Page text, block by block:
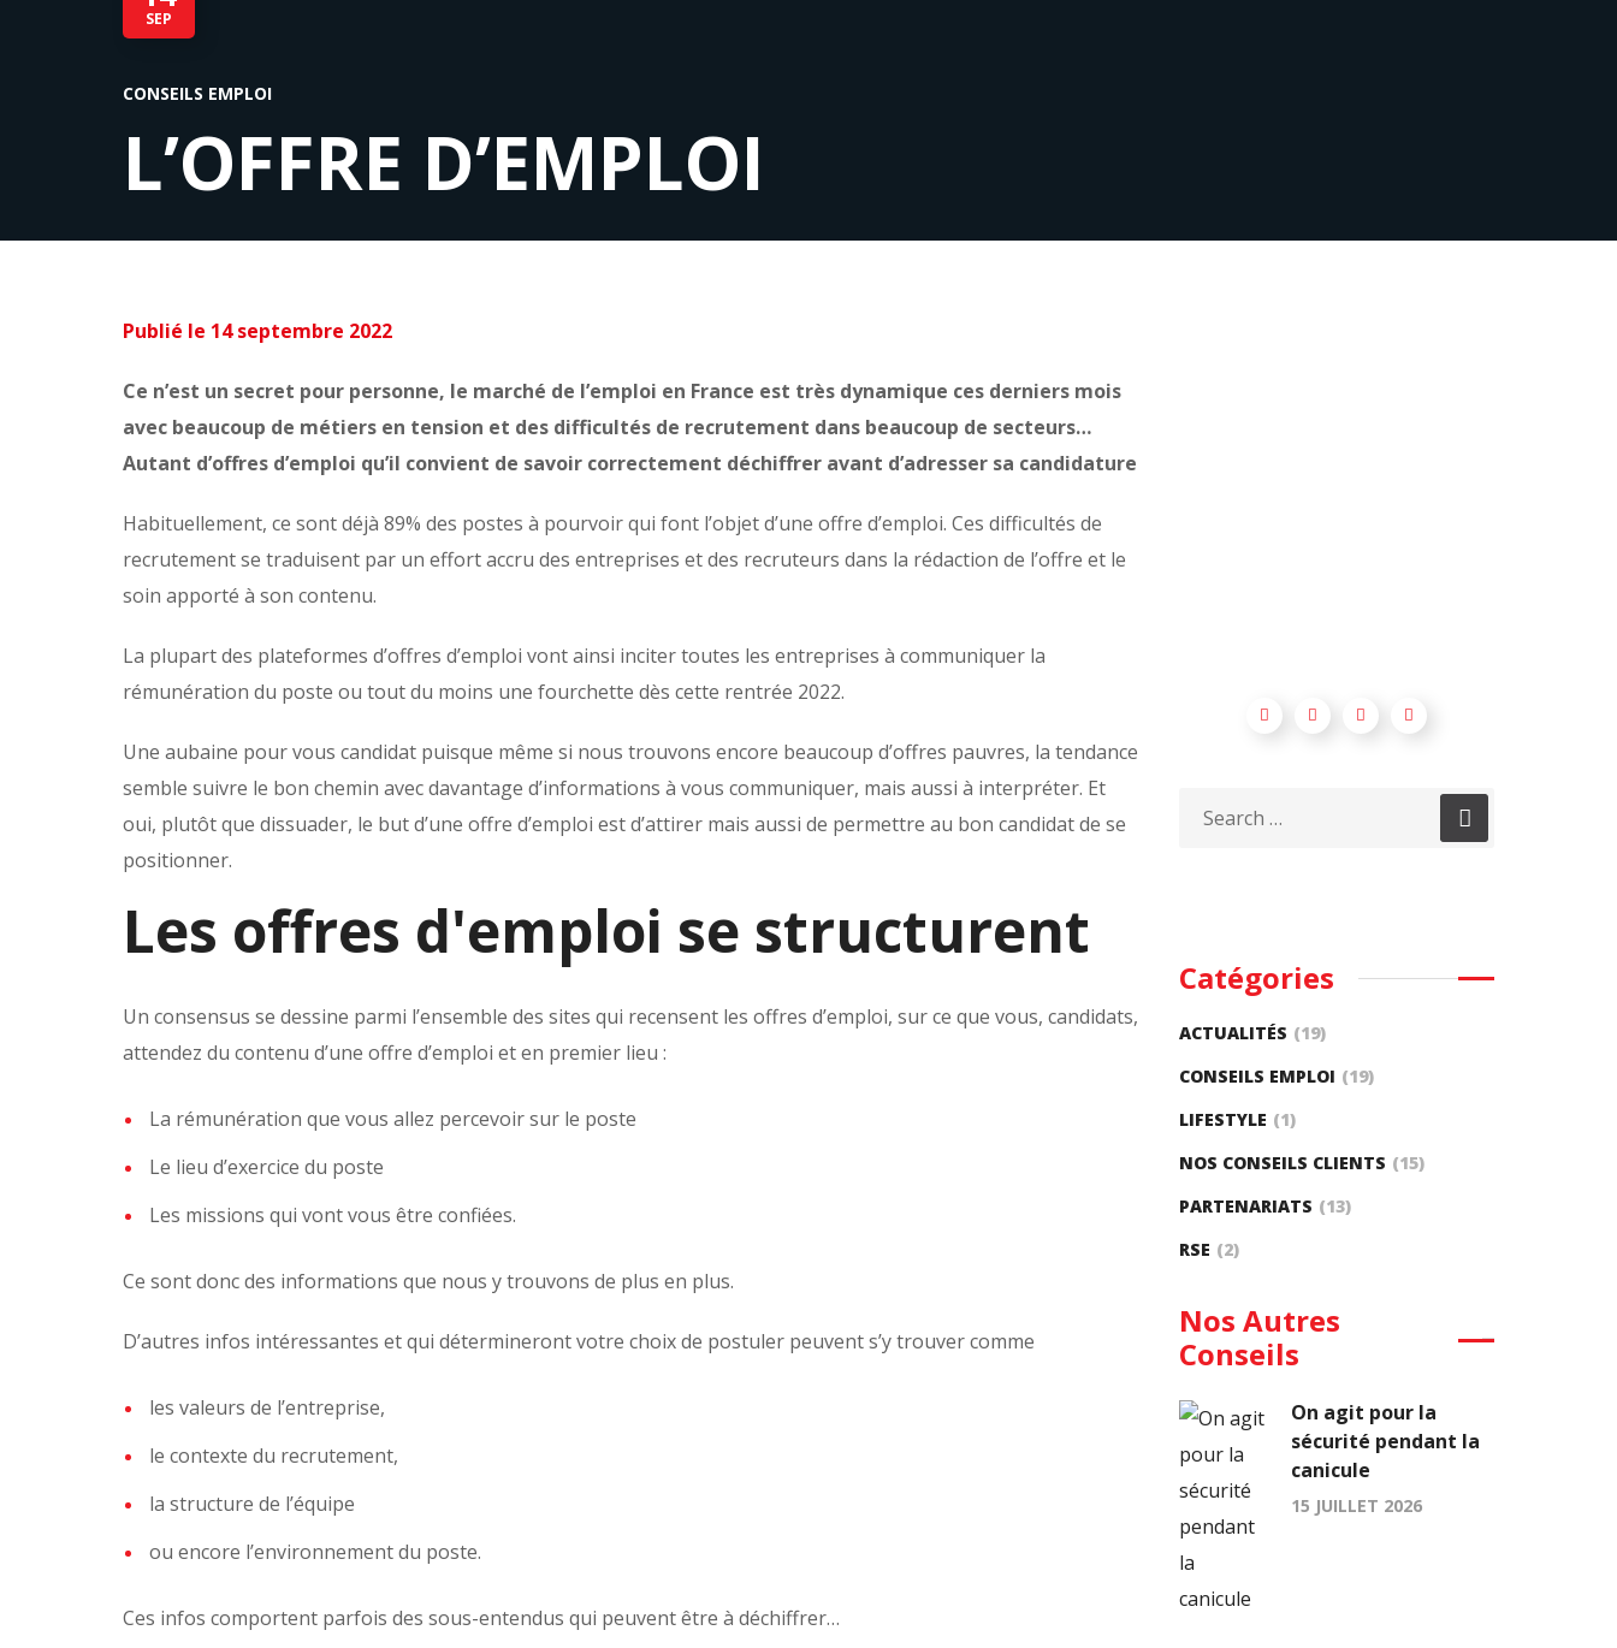
SEP
CONSEILS EMPLOI
L’OFFRE D’EMPLOI
Publié le 14 septembre 2022
Ce n’est un secret pour personne, le marché de l’emploi en France est très dynamique ces derniers mois
avec beaucoup de métiers en tension et des difficultés de recrutement dans beaucoup de secteurs…
Autant d’offres d’emploi qu’il convient de savoir correctement déchiffrer avant d’adresser sa candidature
Habituellement, ce sont déjà 89% des postes à pourvoir qui font l’objet d’une offre d’emploi. Ces difficultés de
recrutement se traduisent par un effort accru des entreprises et des recruteurs dans la rédaction de l’offre et le
soin apporté à son contenu.
La plupart des plateformes d’offres d’emploi vont ainsi inciter toutes les entreprises à communiquer la
rémunération du poste ou tout du moins une fourchette dès cette rentrée 2022.
Une aubaine pour vous candidat puisque même si nous trouvons encore beaucoup d’offres pauvres, la tendance
semble suivre le bon chemin avec davantage d’informations à vous communiquer, mais aussi à interpréter. Et
oui, plutôt que dissuader, le but d’une offre d’emploi est d’attirer mais aussi de permettre au bon candidat de se
positionner.
Les offres d'emploi se structurent
Un consensus se dessine parmi l’ensemble des sites qui recensent les offres d’emploi, sur ce que vous, candidats,
attendez du contenu d’une offre d’emploi et en premier lieu :
La rémunération que vous allez percevoir sur le poste
Le lieu d’exercice du poste
Les missions qui vont vous être confiées.
Ce sont donc des informations que nous y trouvons de plus en plus.
D’autres infos intéressantes et qui détermineront votre choix de postuler peuvent s’y trouver comme
les valeurs de l’entreprise,
le contexte du recrutement,
la structure de l’équipe
ou encore l’environnement du poste.
Ces infos comportent parfois des sous-entendus qui peuvent être à déchiffrer…
Catégories
ACTUALITÉS (19)
CONSEILS EMPLOI (19)
LIFESTYLE (1)
NOS CONSEILS CLIENTS (15)
PARTENARIATS (13)
RSE (2)
Nos Autres
Conseils
On agit pour la
sécurité pendant la
canicule
15 JUILLET 2026